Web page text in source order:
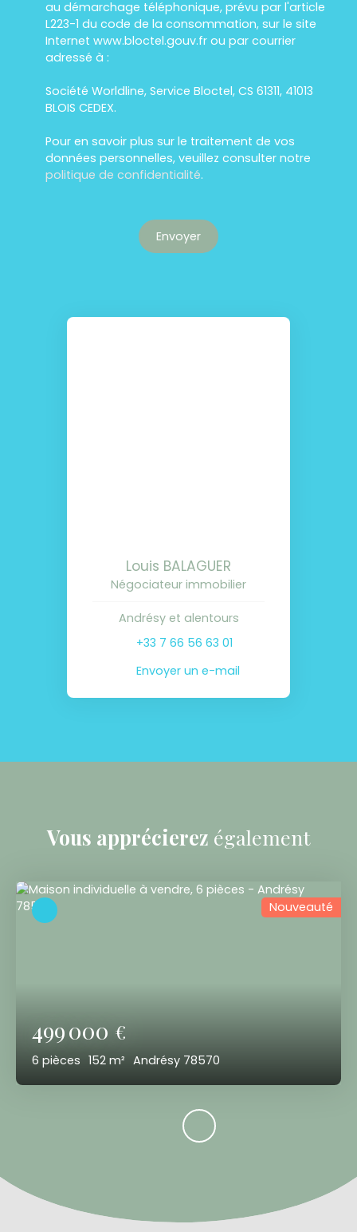
au démarchage téléphonique, prévu par l'article
L223-1 du code de la consommation, sur le site
Internet www.bloctel.gouv.fr ou par courrier
adressé à :
Société Worldline, Service Bloctel, CS 61311, 41013
BLOIS CEDEX.
Pour en savoir plus sur le traitement de vos
données personnelles, veuillez consulter notre
politique de confidentialité.
Envoyer
Louis BALAGUER
Négociateur immobilier
Andrésy et alentours
+33 7 66 56 63 01
Envoyer un e-mail
Vous apprécierez également
499 000 €
6 pièces 152 m² Andrésy 78570
Nouveauté